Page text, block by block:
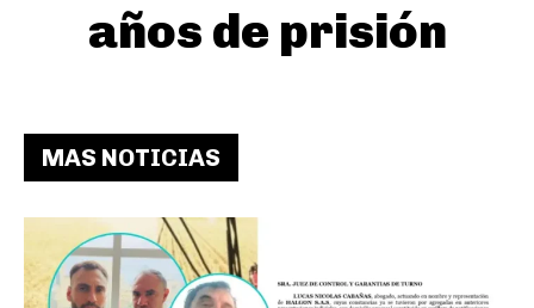
años de prisión
MAS NOTICIAS